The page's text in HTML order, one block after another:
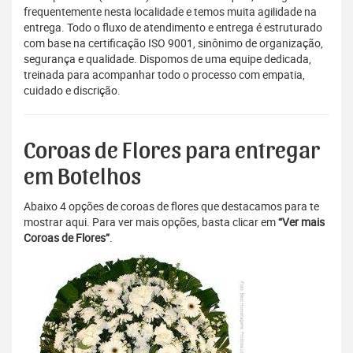
frequentemente nesta localidade e temos muita agilidade na
entrega. Todo o fluxo de atendimento e entrega é estruturado
com base na certificação ISO 9001, sinônimo de organização,
segurança e qualidade. Dispomos de uma equipe dedicada,
treinada para acompanhar todo o processo com empatia,
cuidado e discrição.
Coroas de Flores para entregar
em Botelhos
Abaixo 4 opções de coroas de flores que destacamos para te
mostrar aqui. Para ver mais opções, basta clicar em“Ver mais
Coroas de Flores”.